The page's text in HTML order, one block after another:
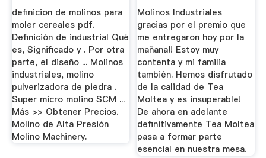
definicion de molinos para
moler cereales pdf.
Definición de industrial Qué
es, Significado y . Por otra
parte, el diseño ... Molinos
industriales, molino
pulverizadora de piedra .
Super micro molino SCM ...
Más >> Obtener Precios.
Molino de Alta Presión
Molino Machinery.
Molinos Industriales
gracias por el premio que
me entregaron hoy por la
mañana!! Estoy muy
contenta y mi familia
también. Hemos disfrutado
de la calidad de Tea
Moltea y es insuperable!
De ahora en adelante
definitivamente Tea Moltea
pasa a formar parte
esencial en nuestra mesa.